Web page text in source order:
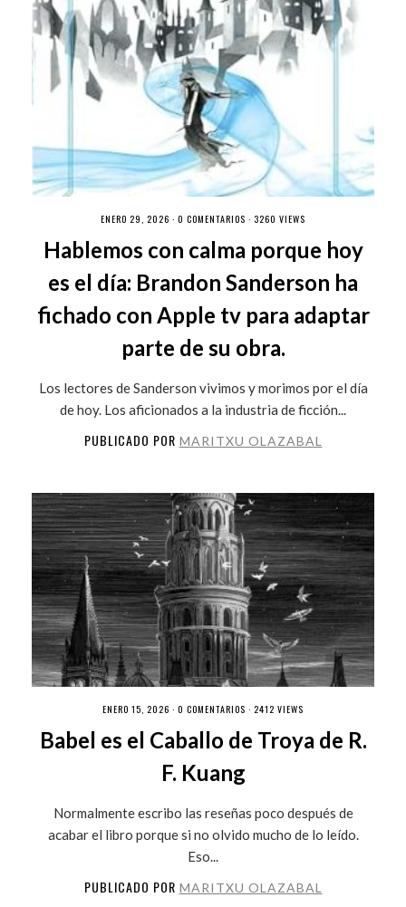
ENERO 29, 2026 · 0 COMENTARIOS · 3260 VIEWS
Hablemos con calma porque hoy
es el día: Brandon Sanderson ha
fichado con Apple tv para adaptar
parte de su obra.
Los lectores de Sanderson vivimos y morimos por el día
de hoy. Los aficionados a la industria de ficción...
PUBLICADO POR MARITXU OLAZABAL
ENERO 15, 2026 · 0 COMENTARIOS · 2412 VIEWS
Babel es el Caballo de Troya de R.
F. Kuang
Normalmente escribo las reseñas poco después de
acabar el libro porque si no olvido mucho de lo leído.
Eso...
PUBLICADO POR MARITXU OLAZABAL